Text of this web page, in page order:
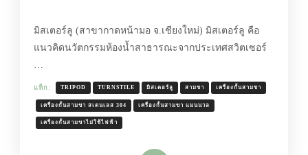
มิสเตอร์ลู (สาขากาดหน้ามอ จ.เชียงใหม่) มิสเตอร์ลู คือ
แนวคิดนวัตกรรมห้องน้ำสาธารณะจากประเทศสวิตเซอร์
…
แท็ก: TRIPOD TURNSTILE มิสเตอร์ลู สามขา เครื่องกั้นสามขา
เครื่องกั้นสามขา สเตนเลส 304 เครื่องกั้นสามขา แมนนวล
เครื่องกั้นสามขาไม่ใช้ไฟฟ้า